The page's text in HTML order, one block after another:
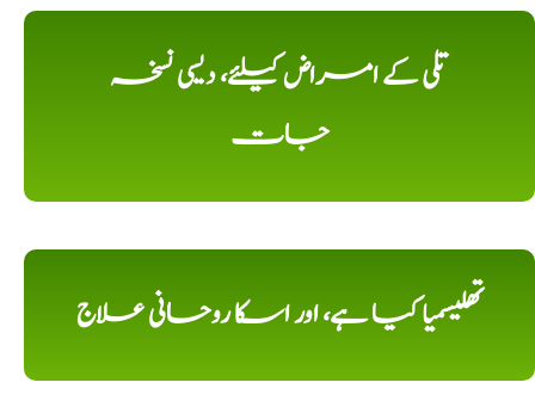
تلی کے امراض کیلئے، دیسی نسخہ
جات
تھلیسمیا کیا ہے، اور اسکا روحانی علاج